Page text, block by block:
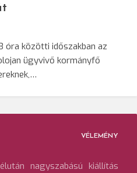
óra közötti időszakban az
ügyvivő kormányfő
VÉLEMÉNY
nagyszabású kiállítás